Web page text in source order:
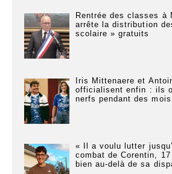
Rentrée des classes à
arrête la distribution
scolaire » gratuits
Iris Mittenaere et
officialisent enfin : ils
nerfs pendant des
« Il a voulu lutter
combat de Corentin,
bien au-delà de sa